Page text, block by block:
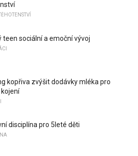
teen sociální a emoční vývoj
kopřiva zvýšit dodávky mléka pro
disciplína pro 5leté děti